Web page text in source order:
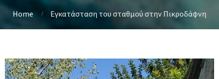
Home Εγκατάσταση του σταθμού στην Πικροδάφνη